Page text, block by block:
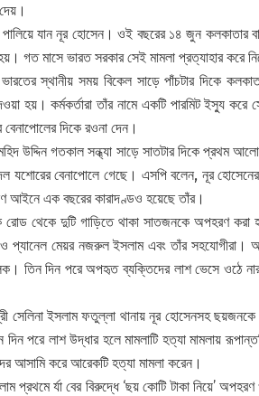
যান নূর হোসেন। ওই বছরের ১৪ জুন কলকাতার
গত মাসে ভারত সরকার সেই মামলা প্রত্যাহার করে
স্থানীয় সময় বিকেল সাড়ে পাঁচটার দিকে
হয়। কর্মকর্তারা তাঁর নামে একটি পারমিট ইস্যু করে
দিকে রওনা দেন।
উদ্দিন গতকাল সন্ধ্যা সাড়ে সাতটার দিকে প্রথম
যশোরের বেনাপোলে গেছে। এসপি বলেন, নূর
আইনে এক বছরের কারাদণ্ডও হয়েছে তাঁর।
রোড থেকে দুটি গাড়িতে থাকা সাতজনকে অপহরণ করা
ও প্যানেল মেয়র নজরুল ইসলাম এবং তাঁর সহযোগীরা।
তিন দিন পরে অপহৃত ব্যক্তিদের লাশ ভেসে ওঠে
ইসলাম ফতুল্লা থানায় নূর হোসেনসহ ছয়জনকে
পরে লাশ উদ্ধার হলে মামলাটি হত্যা মামলায়
আসামি করে আরেকটি হত্যা মামলা করেন।
প্রথমে র্যা বের বিরুদ্ধে ‘ছয় কোটি টাকা নিয়ে’